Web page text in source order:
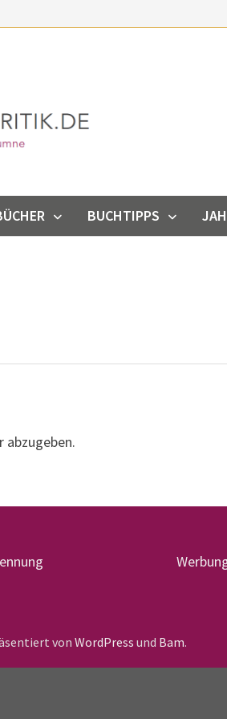
BUCHTIPPS
abzugeben.
vonWordPress und Bam.